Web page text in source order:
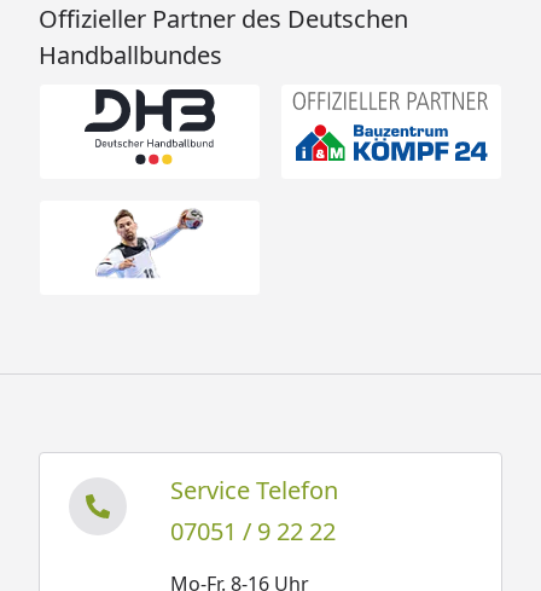
Offizieller Partner des Deutschen
Handballbundes
Service Telefon
07051 / 9 22 22
Mo-Fr. 8-16 Uhr